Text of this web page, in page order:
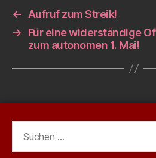
←
Aufruf zum Streik!
→
Für eine widerständige
zum autonomen 1. Mai!
nach: